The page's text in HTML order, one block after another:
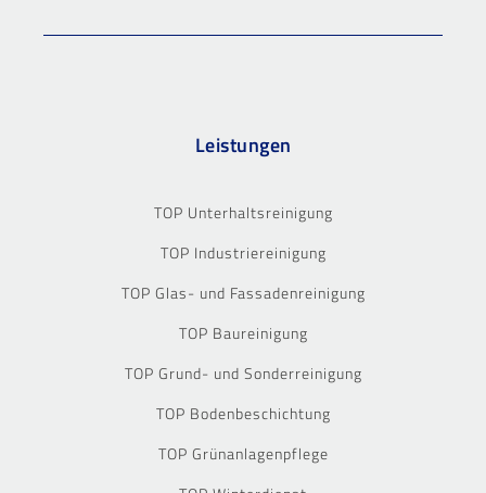
Leistungen
TOP Unterhaltsreinigung
TOP Industriereinigung
TOP Glas- und Fassadenreinigung
TOP Baureinigung
TOP Grund- und Sonderreinigung
TOP Bodenbeschichtung
TOP Grünanlagenpflege